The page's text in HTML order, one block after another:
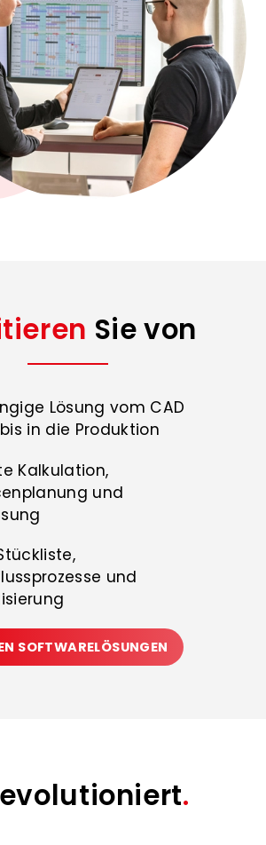
Sie von
Lösung vom CAD
bis in die Produktion
Kalkulation,
und
und
SOFTWARELÖSUNGEN
.